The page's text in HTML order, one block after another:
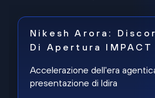
Nikesh Arora:
Di Apertura IMPACT
Accelerazione dell'era
presentazione di Idira